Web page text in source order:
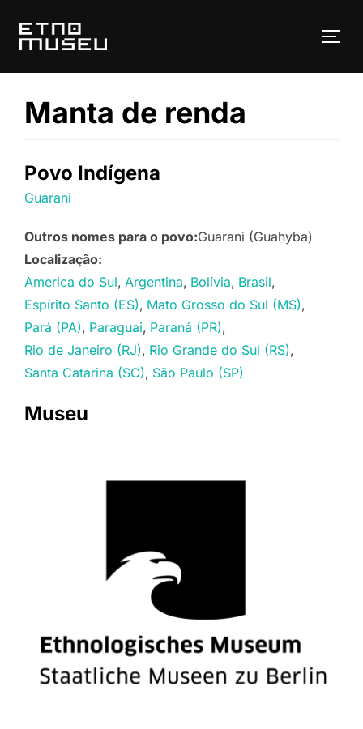
para
Manta de renda
Povo Indígena
Guarani
Outros nomes para o povo:Guarani (Guahyba)
Localização:
America do Sul Argentina Bolívia Brasil
Espírito Santo (ES) Mato Grosso do Sul (MS)
Pará (PA) Paraguai Paraná (PR)
Rio de Janeiro (RJ) Rio Grande do Sul (RS)
Santa Catarina (SC) São Paulo (SP)
Museu